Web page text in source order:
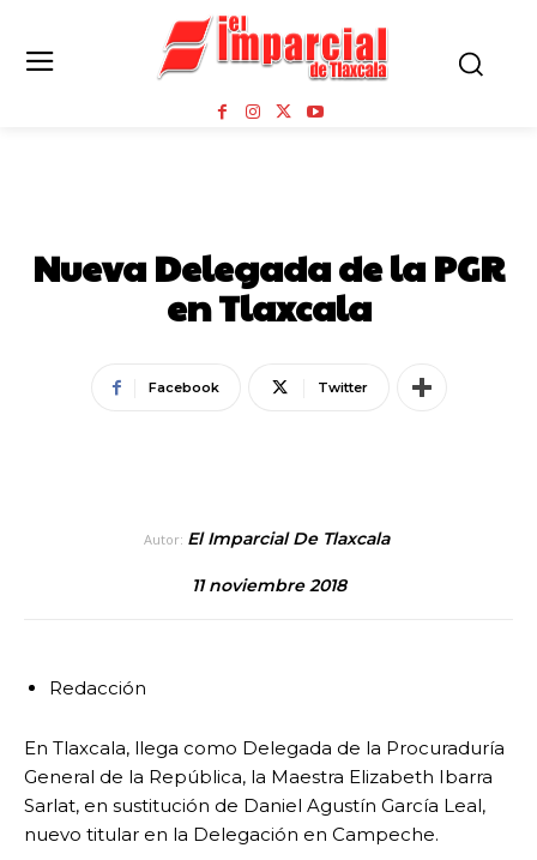
Nueva Delegada de la PGR
en Tlaxcala
Facebook Twitter
Autor: El Imparcial De Tlaxcala
11 noviembre 2018
Redacción
En Tlaxcala, llega como Delegada de la Procuraduría
General de la República, la Maestra Elizabeth Ibarra
Sarlat, en sustitución de Daniel Agustín García Leal,
nuevo titular en la Delegación en Campeche.